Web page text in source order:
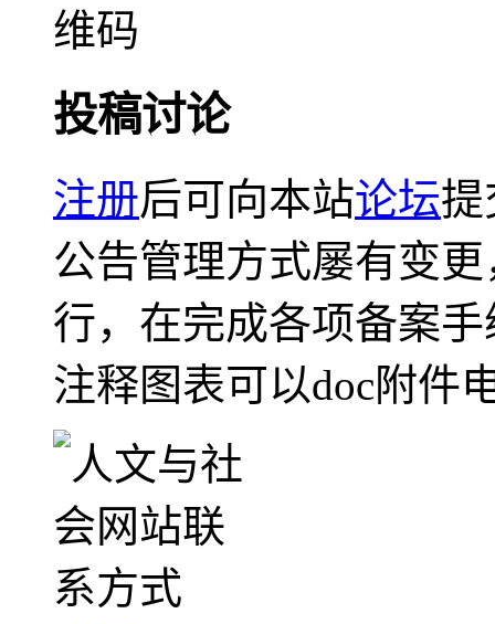
投稿讨论
注册后可向本站论坛提
公告管理方式屡有变
行，在完成各项备案
注释图表可以doc附件